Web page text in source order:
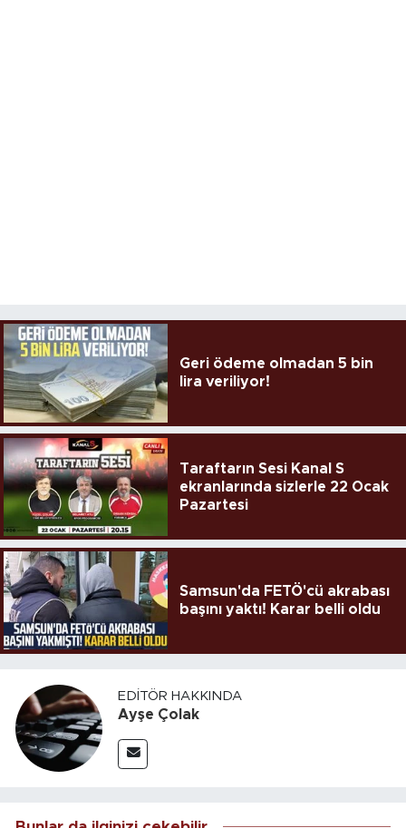
Geri ödeme olmadan 5 bin
lira veriliyor!
Taraftarın Sesi Kanal S
ekranlarında sizlerle 22 Ocak
Pazartesi
Samsun'da FETÖ'cü akrabası
başını yaktı! Karar belli oldu
EDITÖR HAKKINDA
Ayşe Çolak